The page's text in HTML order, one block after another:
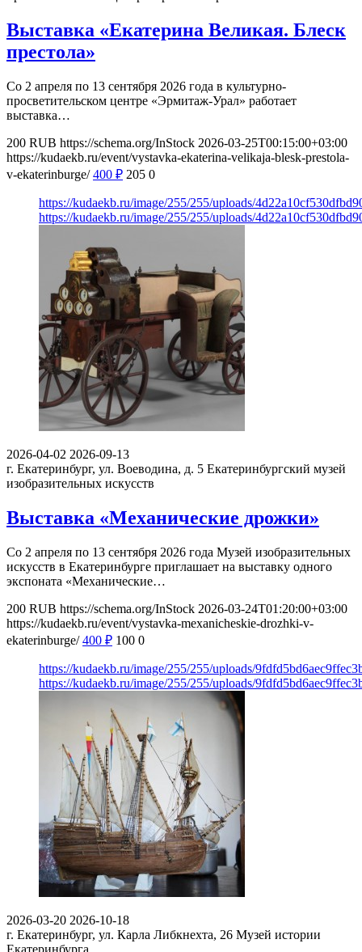
Выставка «Екатерина Великая. Блеск
престола»
Со 2 апреля по 13 сентября 2026 года в культурно-
просветительском центре «Эрмитаж-Урал» работает
выставка…
200 RUB https://schema.org/InStock 2026-03-25T00:15:00+03:00
https://kudaekb.ru/event/vystavka-ekaterina-velikaja-blesk-prestola-
v-ekaterinburge/ 400 ₽ 205 0
https://kudaekb.ru/image/255/255/uploads/
https://kudaekb.ru/image/255/255/uploads/
2026-04-02 2026-09-13
г. Екатеринбург, ул. Воеводина, д. 5 Екатеринбургский музей
изобразительных искусств
Выставка «Механические дрожки»
Со 2 апреля по 13 сентября 2026 года Музей изобразительных
искусств в Екатеринбурге приглашает на выставку одного
экспоната «Механические…
200 RUB https://schema.org/InStock 2026-03-24T01:20:00+03:00
https://kudaekb.ru/event/vystavka-mexanicheskie-drozhki-v-
ekaterinburge/ 400 ₽ 100 0
https://kudaekb.ru/image/255/255/uploads/
https://kudaekb.ru/image/255/255/uploads/
2026-03-20 2026-10-18
г. Екатеринбург, ул. Карла Либкнехта, 26 Музей истории
Екатеринбурга